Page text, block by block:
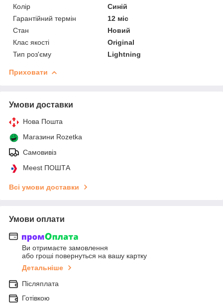
Колір
Синій
Гарантійний термін
12 міс
Стан
Новий
Клас якості
Original
Тип роз'єму
Lightning
Приховати
Умови доставки
Нова Пошта
Магазини Rozetka
Самовивіз
Meest ПОШТА
Всі умови доставки
Умови оплати
Ви отримаєте замовлення
або гроші повернуться на вашу картку
Детальніше
Післяплата
Готівкою